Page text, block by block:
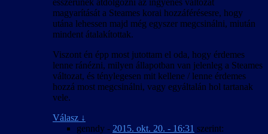
magyarítását a Steames korai hozzáférésesre, hogy
utána lehessen majd még egyszer megcsinálni, miután
mindent átalakítottak.
Viszont én épp most jutottam el oda, hogy érdemes
lenne ránézni, milyen állapotban van jelenleg a Steames
változat, és ténylegesen mit kellene / lenne érdemes
hozzá most megcsinálni, vagy egyáltalán hol tartanak
vele.
Válasz ↓
genndy - 2015. okt. 20. - 16:31 szerint: